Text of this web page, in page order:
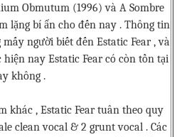
Obmutum (1996) và A Sombre
lặng bí ẩn cho đến nay . Thông tin
người biết đến Estatic Fear , và
nay Estatic Fear có còn tồn tại
không .
khác , Estatic Fear tuân theo quy
clean vocal & 2 grunt vocal . Các